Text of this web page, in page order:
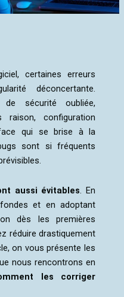
certaines erreurs
déconcertante.
de sécurité oubliée,
configuration
qui se brise à la
sont si fréquents
aussi évitables. En
et en adoptant
dès les premières
réduire drastiquement
on vous présente les
nous rencontrons en
les corriger